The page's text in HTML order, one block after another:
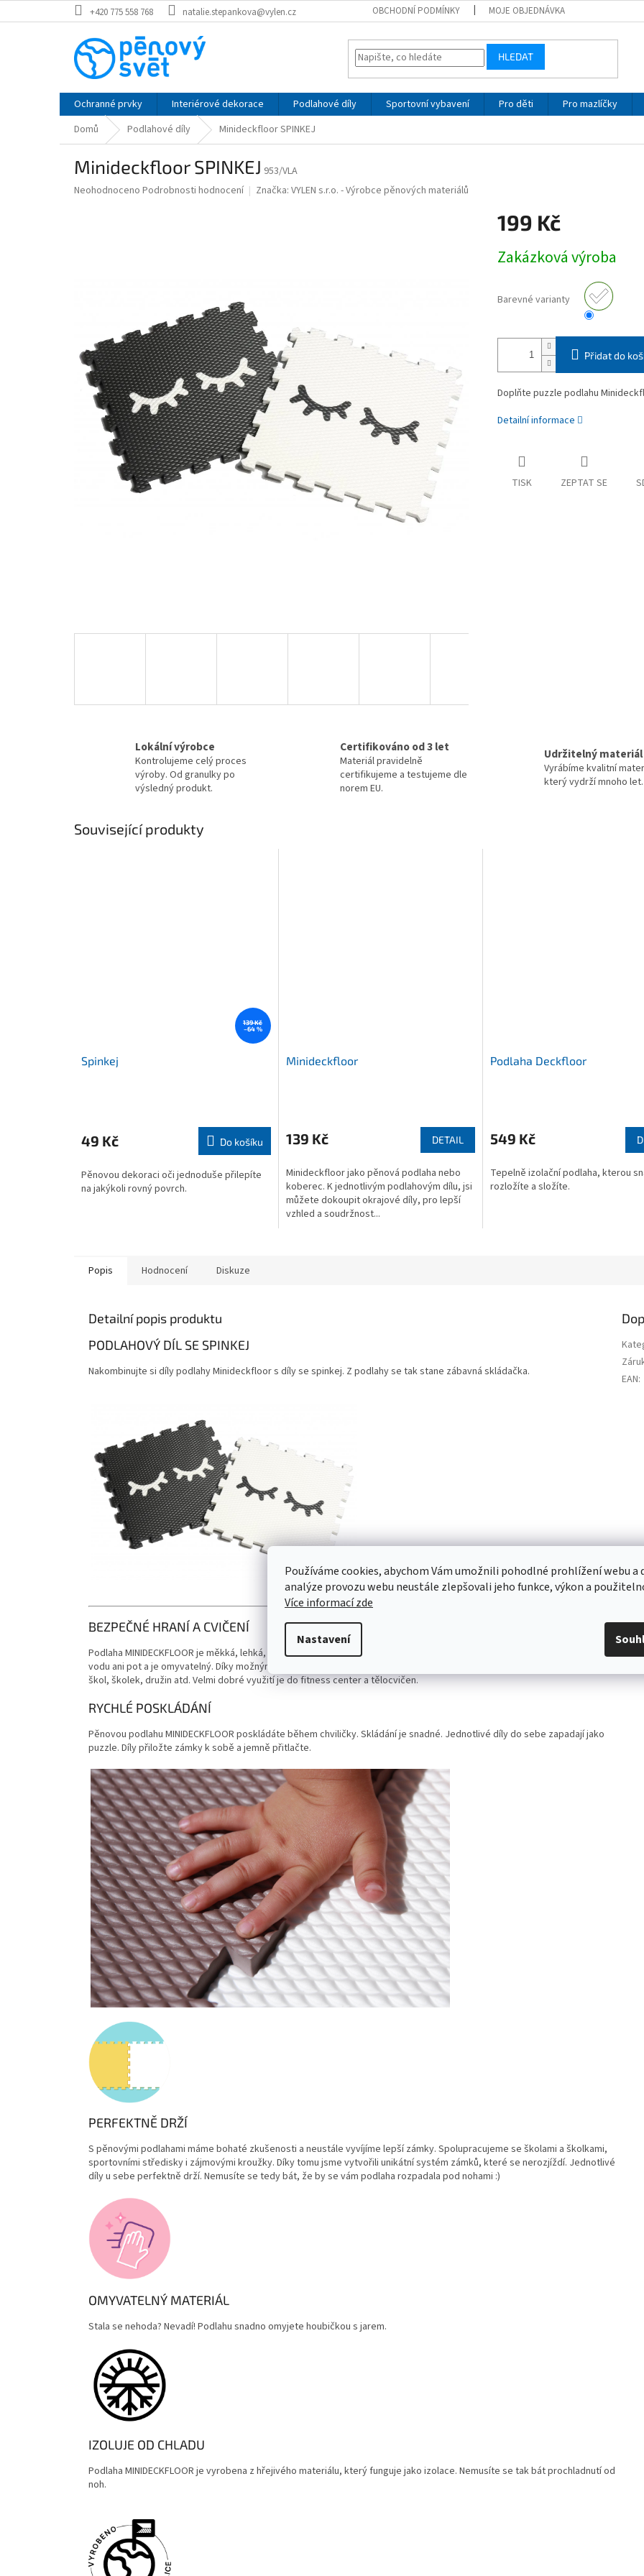
Používáme cookies, abychom Vám umožnili pohodlné prohlížení webu a
analýze provozu webu neustále zlepšovali jeho funkce, výkon a
Více informací zde
Nastavení
na
+420 775 558 768 natalie.stepankova@vylen.cz OBCHODNÍ PODMÍNKY MOJE OBJEDNÁVKA
HLEDAT
Ochranné prvky Interiérové dekorace Podlahové díly Sportovní vybavení Pro děti Pro mazlíčky
Domů
Podlahové díly Minideckfloor SPINKEJ
Minideckfloor SPINKEJ 953/VLA
Průměrné
Neohodnoceno Podrobnosti hodnocení Značka: VYLEN s.r.o. - Výrobce pěnových materiálů
199 Kč
cena:
Zakázková výroba
Barevné varianty
Přidat do
Doplňte puzzle podlahu
Detailní informace
TISK ZEPTAT SE
Lokální výrobce
Kontrolujeme celý proces
výroby. Od granulky po
výsledný produkt.
Certifikováno od 3 let
Materiál pravidelně
certifikujeme a testujeme dle
norem EU.
Udržitelný materiál
Vyrábíme kvalitní
který vydrží mnoho let.
Související produkty
139 Kč
–64 %
Spinkej
produktu
je
z
5
49 Kč Do košíku
Pěnovou dekoraci oči jednoduše přilepíte
na jakýkoli rovný povrch.
Minideckfloor
produktu
je
z
5
hvězdiček.
139 Kč DETAIL
Minideckfloor jako pěnová podlaha nebo
koberec. K jednotlivým podlahovým dílu, jsi
můžete dokoupit okrajové díly, pro lepší
vzhled a soudržnost...
Podlaha Deckfloor
produktu
je
z
5
549 Kč
Tepelně izolační podlaha, kterou
rozložíte a složíte.
Popis Hodnocení Diskuze
Detailní popis produktu
PODLAHOVÝ DÍL SE SPINKEJ
Nakombinujte si díly podlahy Minideckfloor s díly se spinkej. Z podlahy se tak stane zábavná skládačka.
BEZPEČNÉ HRANÍ A CVIČENÍ
Podlaha MINIDECKFLOOR je měkká, lehká, příjemná na dotek a bezpečná. Povrch nezpůsobuje odřeniny a spáleniny. Nesaje
vodu ani pot a je omyvatelný. Díky možným barevným kombinacím se výborně hodí do dětského pokoje, dětských koutků,
škol, školek, družin atd. Velmi dobré využití je do fitness center a tělocvičen.
RYCHLÉ POSKLÁDÁNÍ
Pěnovou podlahu MINIDECKFLOOR poskládáte během chviličky. Skládání je snadné. Jednotlivé díly do sebe zapadají jako
puzzle. Díly přiložte zámky k sobě a jemně přitlačte.
PERFEKTNĚ DRŽÍ
S pěnovými podlahami máme bohaté zkušenosti a neustále vyvíjíme lepší zámky. Spolupracujeme se školami a školkami,
sportovními středisky i zájmovými kroužky. Díky tomu jsme vytvořili unikátní systém zámků, které se nerozjíždí. Jednotlivé
díly u sebe perfektně drží. Nemusíte se tedy bát, že by se vám podlaha rozpadala pod nohami :)
OMYVATELNÝ MATERIÁL
Stala se nehoda? Nevadí! Podlahu snadno omyjete houbičkou s jarem.
IZOLUJE OD CHLADU
Podlaha MINIDECKFLOOR je vyrobena z hřejivého materiálu, který funguje jako izolace. Nemusíte se tak bát prochladnutí od
noh.
EAN: